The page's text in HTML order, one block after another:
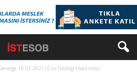
18.02.2021 (Ciro Desteği Hakkında)